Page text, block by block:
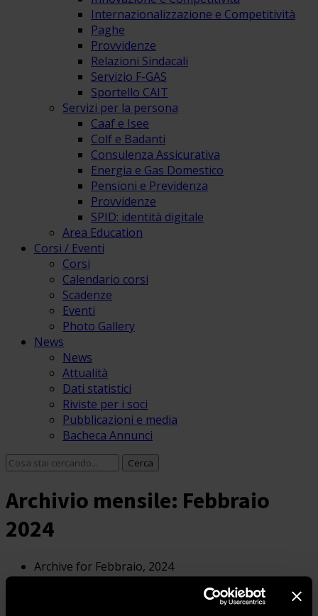
Internazionalizzazione e Competitività
Paghe
Provvidenze
Relazioni Sindacali
Servizio F-GAS
Sportello CAIT
Servizi per la persona
Caaf e Isee
Colf e Badanti
Consulenza Assicurativa
Energia e Gas Domestico
Pensioni e Previdenza
Provvidenze
SPID: identità digitale
Area Education
Corsi / Eventi
Corsi
Calendario corsi
Scadenze
Eventi
Photo Gallery
News
News
Attualità
Dati statistici
Riviste per i soci
Pubblicazioni e media
Bacheca Annunci
Archivio mensile: Febbraio
2024
Archive for Febbraio, 2024